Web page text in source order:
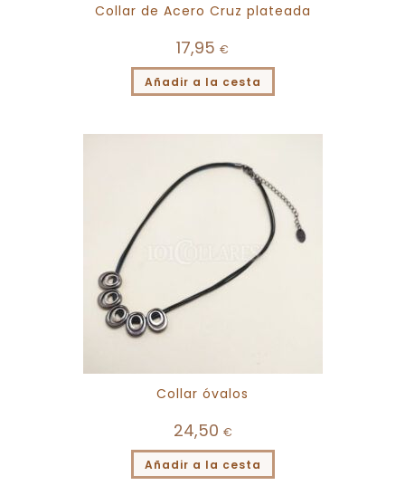
Collar de Acero Cruz plateada
17,95 €
Añadir a la cesta
Collar óvalos
24,50 €
Añadir a la cesta